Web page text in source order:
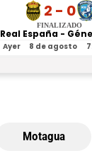
2 - 0
FINALIZADO
Real España -
Ayer 8 de agosto
Motagua